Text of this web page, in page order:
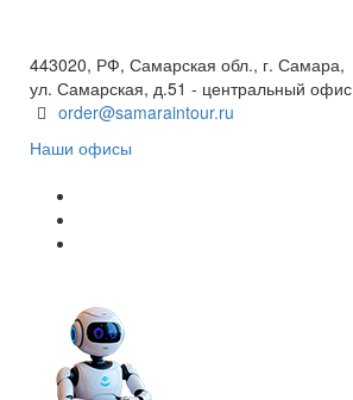
443020, РФ, Самарская обл., г. Самара,
ул. Самарская, д.51 - центральный офис
order@samaraintour.ru
Наши офисы